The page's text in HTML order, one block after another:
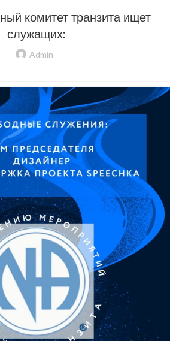
комитет транзита ищет
служащих:
Admin